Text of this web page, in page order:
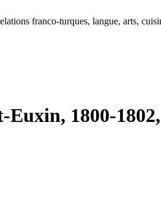
franco-turques, langue, arts,
Euxin, 1800-